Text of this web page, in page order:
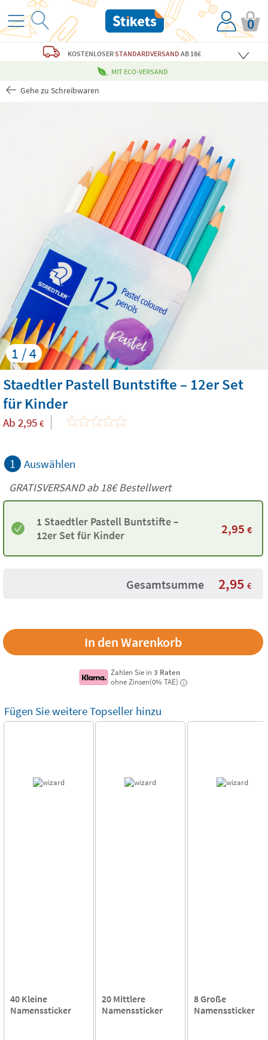
0
KOSTENLOSERSTANDARDVERSAND AB 18€
MIT ECO-VERSAND
Gehe zu Schreibwaren
1 / 4
Staedtler Pastell Buntstifte – 12er Set
für Kinder
Ab 2,95 €
1 Auswählen
GRATISVERSAND ab18€Bestellwert
1 Staedtler Pastell Buntstifte –
12er Set für Kinder
2,95 €
Gesamtsumme 2,95 €
Zahlen Sie in3 Raten
ohne Zinsen(0% TAE)
i
Fügen Sie weitere Topseller hinzu
40 Kleine
Namenssticker
20 Mittlere
Namenssticker
8 Große
Namenssticker